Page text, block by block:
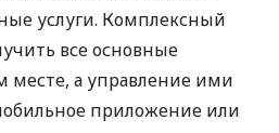
услуги. Комплексный
все основные
а управление ими
приложение или